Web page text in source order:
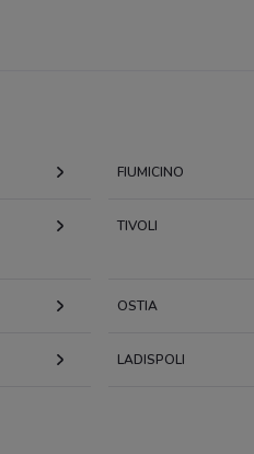
FIUMICINO
TIVOLI
OSTIA
LADISPOLI